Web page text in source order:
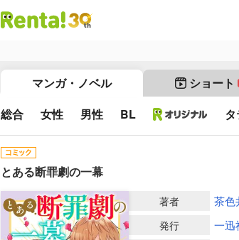
マンガ・ノベル ショート
総合 女性 男性 BL タ
とある断罪劇の一幕
著者 茶色
発行 一迅